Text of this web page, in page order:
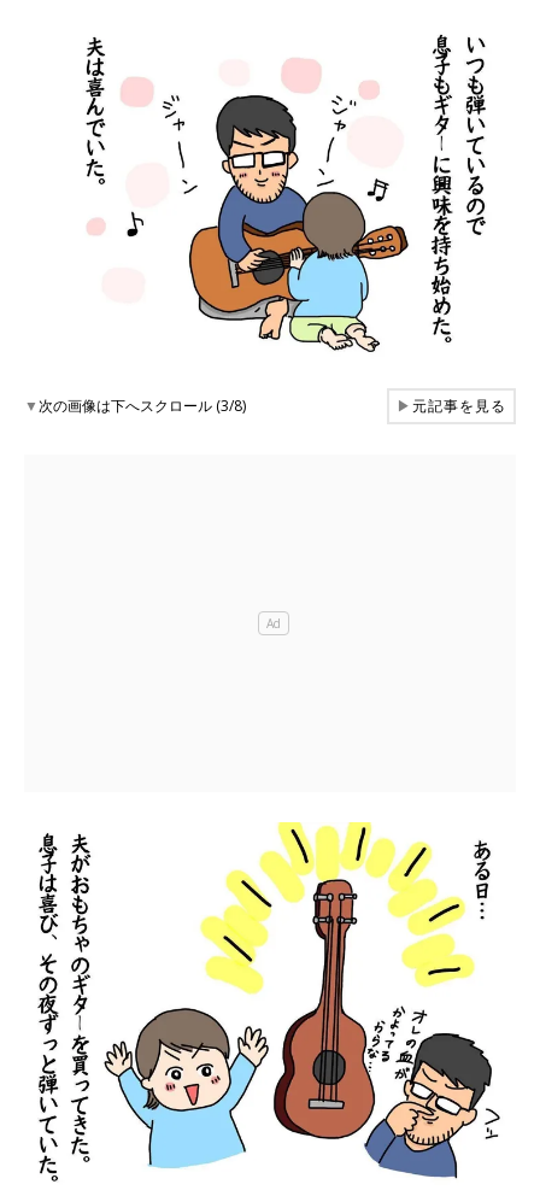
▼次の画像は下へスクロール (3/8) ▶元記事を見る